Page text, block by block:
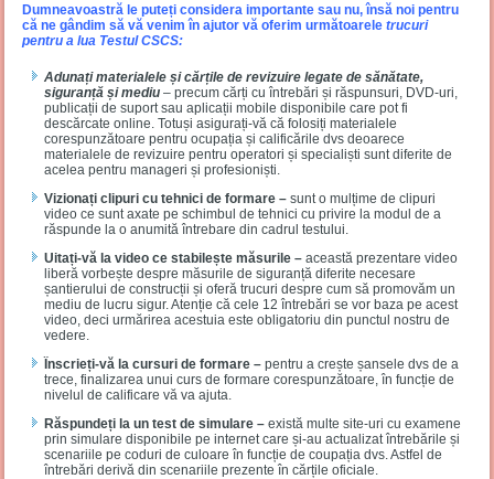
Dumneavoastră le puteți considera importante sau nu, însă noi pentru
că ne gândim să vă venim în ajutor vă oferim următoareletrucuri
pentru a lua Testul CSCS:
Adunați materialele și cărțile de revizuire legate de sănătate,
siguranță și mediu – precum cărți cu întrebări și răspunsuri, DVD-uri,
publicații de suport sau aplicații mobile disponibile care pot fi
descărcate online. Totuși asigurați-vă că folosiți materialele
corespunzătoare pentru ocupația și calificările dvs deoarece
materialele de revizuire pentru operatori și specialiști sunt diferite de
acelea pentru manageri și profesioniști.
Vizionați clipuri cu tehnici de formare –sunt o mulțime de clipuri
video ce sunt axate pe schimbul de tehnici cu privire la modul de a
răspunde la o anumită întrebare din cadrul testului.
Uitați-vă la video ce stabilește măsurile – această prezentare video
liberă vorbește despre măsurile de siguranță diferite necesare
șantierului de construcții și oferă trucuri despre cum să promovăm un
mediu de lucru sigur. Atenție că cele 12 întrebări se vor baza pe acest
video, deci urmărirea acestuia este obligatoriu din punctul nostru de
vedere.
Înscrieți-vă la cursuri de formare –pentru a crește șansele dvs de a
trece, finalizarea unui curs de formare corespunzătoare, în funcție de
nivelul de calificare vă va ajuta.
Răspundeți la un test de simulare – există multe site-uri cu examene
prin simulare disponibile pe internet care și-au actualizat întrebările și
scenariile pe coduri de culoare în funcție de coupația dvs. Astfel de
întrebări derivă din scenariile prezente în cărțile oficiale.